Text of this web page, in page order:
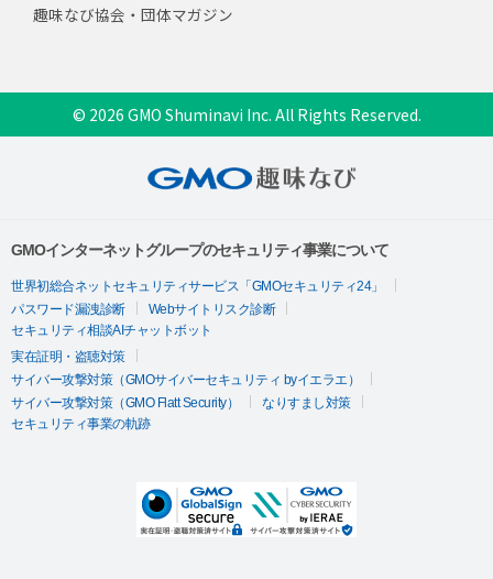
趣味なび協会・団体マガジン
© 2026 GMO Shuminavi Inc. All Rights Reserved.